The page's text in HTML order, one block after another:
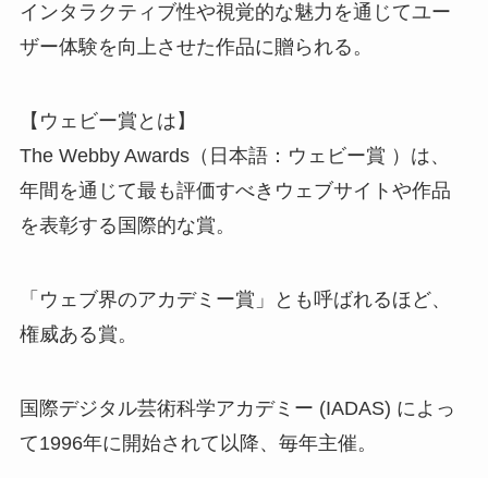
インタラクティブ性や視覚的な魅力を通じてユー
ザー体験を向上させた作品に贈られる。
【ウェビー賞とは】
The Webby Awards（日本語：ウェビー賞 ）は、
年間を通じて最も評価すべきウェブサイトや作品
を表彰する国際的な賞。
「ウェブ界のアカデミー賞」とも呼ばれるほど、
権威ある賞。
国際デジタル芸術科学アカデミー (IADAS) によっ
て1996年に開始されて以降、毎年主催。